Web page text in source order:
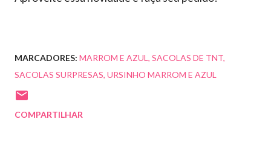
MARCADORES: MARROM E AZUL SACOLAS DE TNT
SACOLAS SURPRESAS URSINHO MARROM E AZUL
COMPARTILHAR